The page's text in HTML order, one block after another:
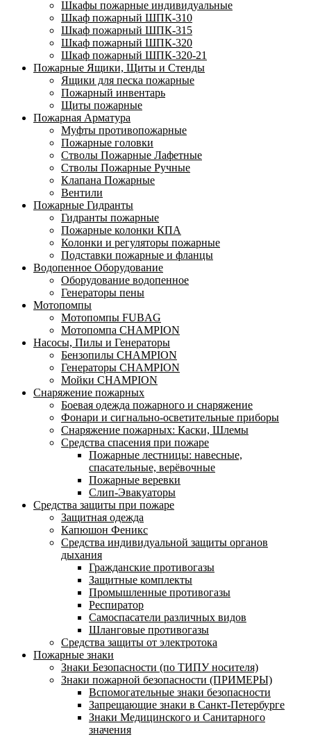
Шкафы пожарные индивидуальные
Шкаф пожарный ШПК-310
Шкаф пожарный ШПК-315
Шкаф пожарный ШПК-320
Шкаф пожарный ШПК-320-21
Пожарные Ящики, Щиты и Стенды
Ящики для песка пожарные
Пожарный инвентарь
Щиты пожарные
Пожарная Арматура
Муфты противопожарные
Пожарные головки
Стволы Пожарные Лафетные
Стволы Пожарные Ручные
Клапана Пожарные
Вентили
Пожарные Гидранты
Гидранты пожарные
Пожарные колонки КПА
Колонки и регуляторы пожарные
Подставки пожарные и фланцы
Водопенное Оборудование
Оборудование водопенное
Генераторы пены
Мотопомпы
Мотопомпы FUBAG
Мотопомпа CHAMPION
Насосы, Пилы и Генераторы
Бензопилы CHAMPION
Генераторы CHAMPION
Мойки CHAMPION
Снаряжение пожарных
Боевая одежда пожарного и снаряжение
Фонари и сигнально-осветительные приборы
Снаряжение пожарных: Каски, Шлемы
Средства спасения при пожаре
Пожарные лестницы: навесные,
спасательные, верёвочные
Пожарные веревки
Слип-Эвакуаторы
Средства защиты при пожаре
Защитная одежда
Капюшон Феникс
Средства индивидуальной защиты органов
дыхания
Гражданские противогазы
Защитные комплекты
Промышленные противогазы
Респиратор
Самоспасатели различных видов
Шланговые противогазы
Средства защиты от электротока
Пожарные знаки
Знаки Безопасности (по ТИПУ носителя)
Знаки пожарной безопасности (ПРИМЕРЫ)
Вспомогательные знаки безопасности
Запрещающие знаки в Санкт-Петербурге
Знаки Медицинского и Санитарного
значения